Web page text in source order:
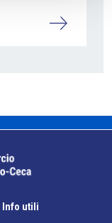
Info utili